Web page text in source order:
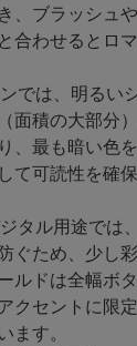
、ブラッシュ
合わせるとロ
では、明るい
面積の大部分
、最も暗い色
て可読性を確
タル用途では
ぐため、少し
ルドは全幅ボ
クセントに限
ます。